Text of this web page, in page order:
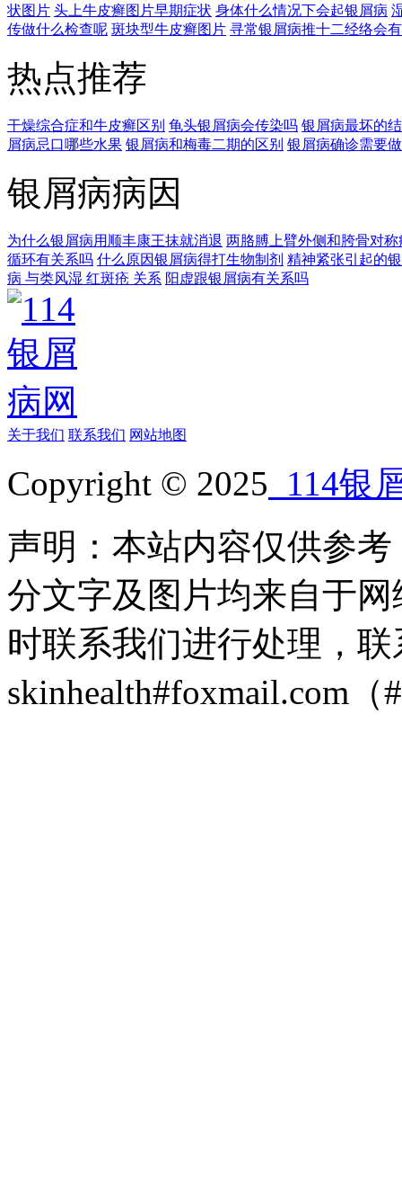
状图片 头上牛皮癣图片早期症状 身体什么情况下会起银屑病
传做什么检查呢 斑块型牛皮癣图片 寻常银屑病推十二经络会
热点推荐
干燥综合症和牛皮癣区别 龟头银屑病会传染吗 银屑病最坏的
屑病忌口哪些水果 银屑病和梅毒二期的区别 银屑病确诊需要
银屑病病因
为什么银屑病用顺丰康王抹就消退 两胳膊上臂外侧和胯骨对
循环有关系吗 什么原因银屑病得打生物制剂 精神紧张引起的
病 与类风湿 红斑疮 关系 阳虚跟银屑病有关系吗
关于我们 联系我们 网站地图
Copyright © 2025 114银
声明：本站内容仅供参
分文字及图片均来自于
时联系我们进行处理，
skinhealth#foxmail.com（